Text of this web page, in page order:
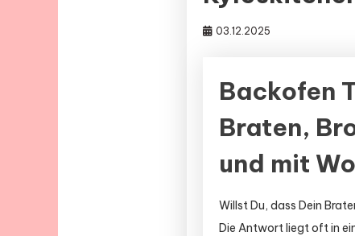
03.12.2025
Backofen
Braten,
und mit
Willst Du, dass Dein
Die Antwort liegt oft in